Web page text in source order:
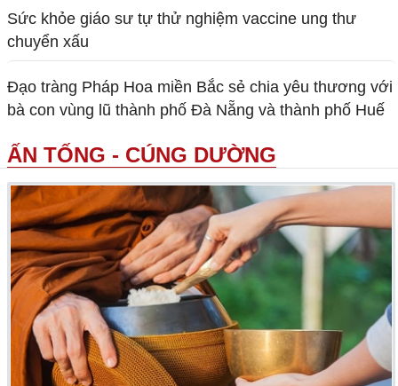
Sức khỏe giáo sư tự thử nghiệm vaccine ung thư
chuyển xấu
Đạo tràng Pháp Hoa miền Bắc sẻ chia yêu thương với
bà con vùng lũ thành phố Đà Nẵng và thành phố Huế
ẤN TỐNG - CÚNG DƯỜNG